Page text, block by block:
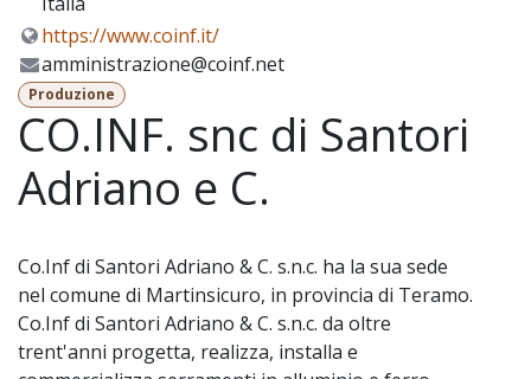
https://www.coinf.it/
amministrazione@coinf.net
Produzione
CO.INF. snc di Santori
Adriano e C.
Co.Inf di Santori Adriano & C. s.n.c. ha la sua sede
nel comune di Martinsicuro, in provincia di Teramo.
Co.Inf di Santori Adriano & C. s.n.c. da oltre
trent'anni progetta, realizza, installa e